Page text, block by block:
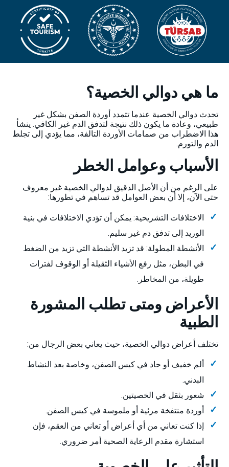
ما هي دوالي الخصية؟
تحدث دوالي الخصية عندما تتمدد أوردة الصفن بشكل غير
طبيعي، وعادة ما يكون ذلك نتيجة لتدفق الدم غير الكافي. ينشأ
هذا الاضطراب من صمامات الأوردة التالفة، مما يؤدي إلى تجلط
الدم والتورم.
الأسباب وعوامل الخطر
على الرغم من أن الأصل الدقيق لدوالي الخصية غير معروف
حتى الآن، إلا أن بعض العوامل قد تساهم في تطورها:
الاختلافات التشريحية: يمكن أن تؤدي الاختلافات في بنية
الوريد إلى تدفق دم غير سليم.
الأنشطة المطولة: قد تزيد الأنشطة التي تزيد من الضغط
في البطن، مثل رفع الأشياء الثقيلة أو الوقوف لفترات
طويلة، من المخاطر.
الأعراض ومتى تطلب المشورة
الطبية
تختلف أعراض دوالي الخصية، حيث يعاني بعض الرجال من:
ألم خفيف أو حاد في كيس الصفن، وخاصة بعد النشاط
البدني.
شعور بثقل في الخصيتين.
أوردة منتفخة مرئية أو ملموسة في كيس الصفن.
إذا كنت تعاني من أي أعراض أو تعاني من العقم، فإن
استشارة مقدم الرعاية الصحية أمر ضروري.